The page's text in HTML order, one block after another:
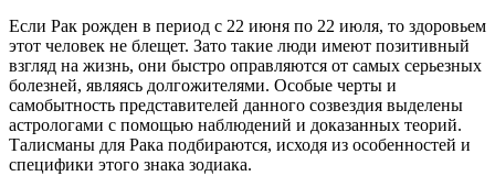
Если Рак рожден в период с 22 июня по 22 июля, то здоровьем
этот человек не блещет. Зато такие люди имеют позитивный
взгляд на жизнь, они быстро оправляются от самых серьезных
болезней, являясь долгожителями. Особые черты и
самобытность представителей данного созвездия выделены
астрологами с помощью наблюдений и доказанных теорий.
Талисманы для Рака подбираются, исходя из особенностей и
специфики этого знака зодиака.